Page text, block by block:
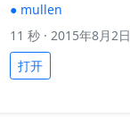
● mullen
11 秒 · 2015年8月2
打开